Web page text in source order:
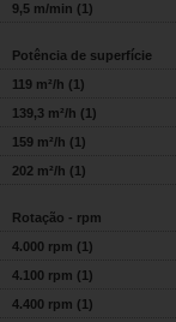
9,5 m/min (1)
Potência de superfície
119 m²/h (1)
139,3 m²/h (1)
159 m²/h (1)
202 m²/h (1)
Rotação - rpm
4.000 rpm (1)
4.100 rpm (1)
4.400 rpm (1)